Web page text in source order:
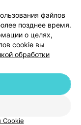
Республика Беларусь,
файлов
позднее время.
о целях,
cookie вы
обработки
Cookie